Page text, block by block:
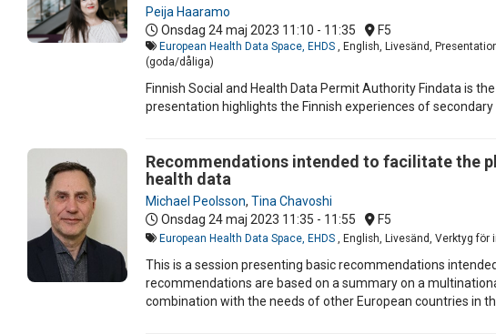
Peija Haaramo
Onsdag 24 maj 2023 11:10 - 11:35 F5
European Health Data Space, EHDS , English, Livesänd,
(goda/dåliga)
Finnish Social and Health Data Permit Authority Findata is
presentation highlights the Finnish experiences of
Recommendations intended to facilitate the
health data
Michael Peolsson, Tina Chavoshi
Onsdag 24 maj 2023 11:35 - 11:55 F5
European Health Data Space, EHDS , English, Livesänd, Verktyg
This is a session presenting basic recommendations
recommendations are based on a summary on a
combination with the needs of other European countries in